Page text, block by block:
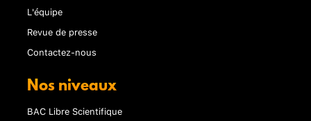
L'équipe
Revue de presse
Contactez-nous
Nos niveaux
BAC Libre Scientifique